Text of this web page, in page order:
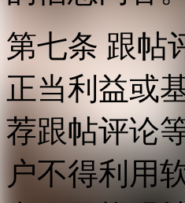
第七条 跟帖
正当利益或
荐跟帖评论
户不得利用